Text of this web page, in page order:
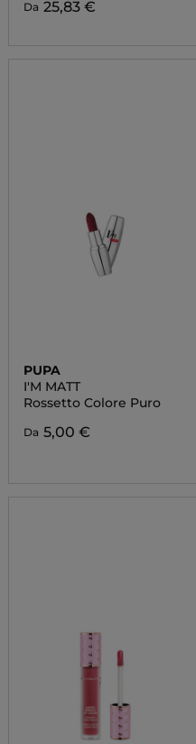
Da 25,83 €
PUPA
I'M MATT
Rossetto Colore Puro
Da 5,00 €